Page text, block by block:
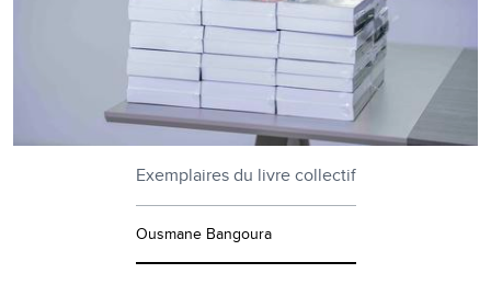
Exemplaires du livre collectif
Ousmane Bangoura